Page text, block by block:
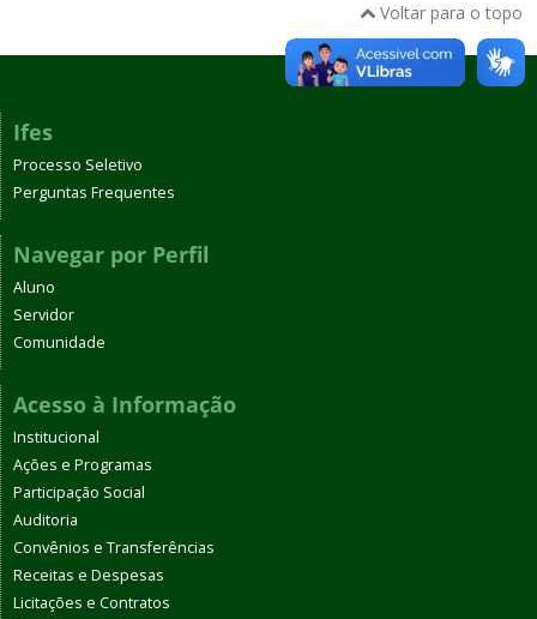
Voltar para o topo
Ifes
Processo Seletivo
Perguntas Frequentes
Navegar por Perfil
Aluno
Servidor
Comunidade
Acesso à Informação
Institucional
Ações e Programas
Participação Social
Auditoria
Convênios e Transferências
Receitas e Despesas
Licitações e Contratos